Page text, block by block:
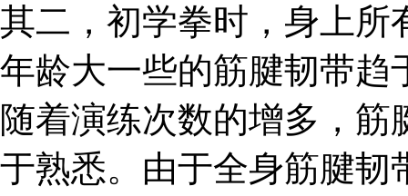
其二，初学拳时，身上所
年龄大一些的筋腱韧带趋
随着演练次数的增多，
于熟悉。由于全身筋腱韧